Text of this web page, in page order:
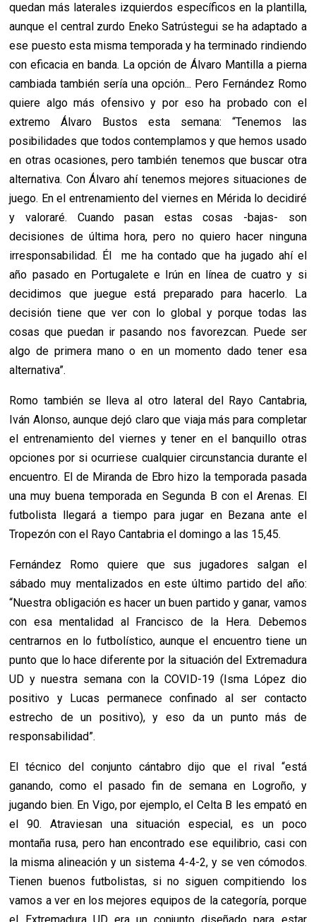
quedan más laterales izquierdos específicos en la plantilla,
aunque el central zurdo Eneko Satrústegui se ha adaptado a
ese puesto esta misma temporada y ha terminado rindiendo
con eficacia en banda. La opción de Álvaro Mantilla a pierna
cambiada también sería una opción... Pero Fernández Romo
quiere algo más ofensivo y por eso ha probado con el
extremo Álvaro Bustos esta semana: “Tenemos las
posibilidades que todos contemplamos y que hemos usado
en otras ocasiones, pero también tenemos que buscar otra
alternativa. Con Álvaro ahí tenemos mejores situaciones de
juego. En el entrenamiento del viernes en Mérida lo decidiré
y valoraré. Cuando pasan estas cosas -bajas- son
decisiones de última hora, pero no quiero hacer ninguna
irresponsabilidad. Él me ha contado que ha jugado ahí el
año pasado en Portugalete e Irún en línea de cuatro y si
decidimos que juegue está preparado para hacerlo. La
decisión tiene que ver con lo global y porque todas las
cosas que puedan ir pasando nos favorezcan. Puede ser
algo de primera mano o en un momento dado tener esa
alternativa”.
Romo también se lleva al otro lateral del Rayo Cantabria,
Iván Alonso, aunque dejó claro que viaja más para completar
el entrenamiento del viernes y tener en el banquillo otras
opciones por si ocurriese cualquier circunstancia durante el
encuentro. El de Miranda de Ebro hizo la temporada pasada
una muy buena temporada en Segunda B con el Arenas. El
futbolista llegará a tiempo para jugar en Bezana ante el
Tropezón con el Rayo Cantabria el domingo a las 15,45.
Fernández Romo quiere que sus jugadores salgan el
sábado muy mentalizados en este último partido del año:
“Nuestra obligación es hacer un buen partido y ganar, vamos
con esa mentalidad al Francisco de la Hera. Debemos
centrarnos en lo futbolístico, aunque el encuentro tiene un
punto que lo hace diferente por la situación del Extremadura
UD y nuestra semana con la COVID-19 (Isma López dio
positivo y Lucas permanece confinado al ser contacto
estrecho de un positivo), y eso da un punto más de
responsabilidad”.
El técnico del conjunto cántabro dijo que el rival “está
ganando, como el pasado fin de semana en Logroño, y
jugando bien. En Vigo, por ejemplo, el Celta B les empató en
el 90. Atraviesan una situación especial, es un poco
montaña rusa, pero han encontrado ese equilibrio, casi con
la misma alineación y un sistema 4-4-2, y se ven cómodos.
Tienen buenos futbolistas, si no siguen compitiendo los
vamos a ver en los mejores equipos de la categoría, porque